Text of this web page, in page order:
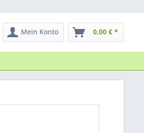
Mein Konto 0,00 € *